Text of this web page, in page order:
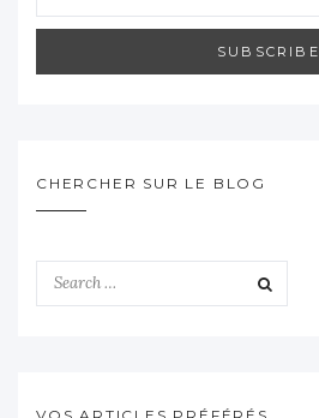
SUBSCRIBE
CHERCHER SUR LE BLOG